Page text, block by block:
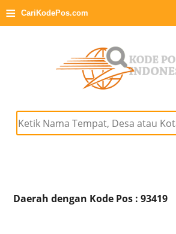
≡ CariKodePos.com
Daerah dengan Kode Pos : 93419